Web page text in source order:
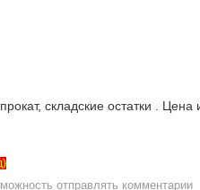
складские остатки .
отправлять комментарии